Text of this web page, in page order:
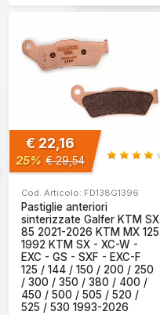
€ 22,16
25% € 29,54
Cod. Articolo: FD138G1396
Pastiglie anteriori
sinterizzate Galfer KTM SX
85 2021-2026 KTM MX 125
1992 KTM SX - XC-W -
EXC - GS - SXF - EXC-F
125 / 144 / 150 / 200 / 250
/ 300 / 350 / 380 / 400 /
450 / 500 / 505 / 520 /
525 / 530 1993-2026